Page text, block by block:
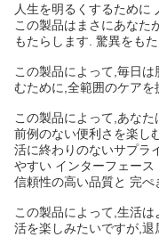
人生を明るくするために
この製品はまさにあなた
もたらします. 驚異をも
この製品によって,毎日
むために,全範囲のケアを
この製品によって,あなた
前例のない便利さを楽し
活に終わりのないサプラ
やすい インターフェー
信頼性の高い品質と 完
この製品によって,生活
活を楽しみたいですが,